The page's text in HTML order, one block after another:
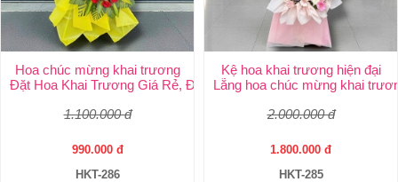
Hoa chúc mừng khai trương
Đặt Hoa Khai Trương Giá Rẻ, Đẹp Sang Trọng – Shop Hoa Khai
1.100.000 đ
990.000 đ
HKT-286
Kệ hoa khai trương hiện đại
Lẵng hoa chúc mừng khai
2.000.000 đ
1.800.000 đ
HKT-285